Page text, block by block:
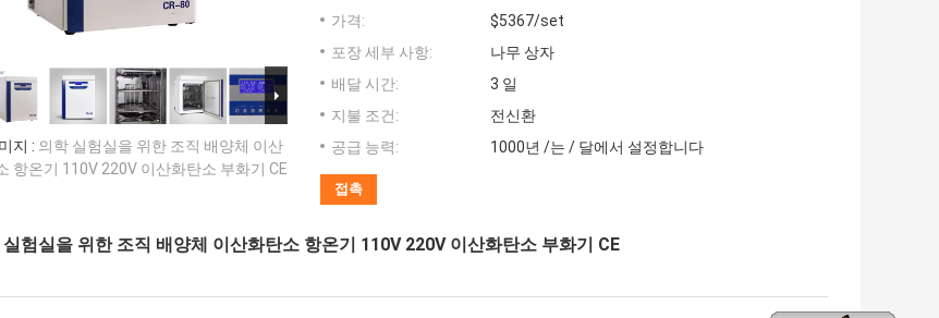
지 : 의학 실험실을 위한 조직 배양체 이산
항온기 110V 220V 이산화탄소 부화기 CE
가격:
$5367/set
포장 세부 사항:
나무 상자
배달 시간:
3 일
지불 조건:
전신환
공급 능력:
1000년 /는 / 달에서 설정합니다
접촉
실험실을 위한 조직 배양체 이산화탄소 항온기 110V 220V 이산화탄소 부화기 CE